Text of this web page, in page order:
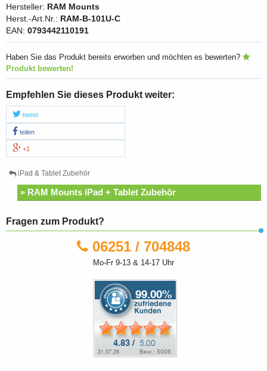
Hersteller: RAM Mounts
Herst.-Art.Nr.: RAM-B-101U-C
EAN: 0793442110191
Haben Sie das Produkt bereits erworben und möchten es bewerten?
Produkt bewerten!
Empfehlen Sie dieses Produkt weiter:
tweet
teilen
+1
iPad & Tablet Zubehör
» RAM Mounts iPad + Tablet Zubehör
Fragen zum Produkt?
06251 / 704848
Mo-Fr 9-13 & 14-17 Uhr